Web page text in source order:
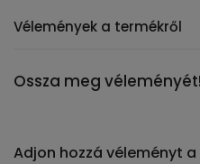
Vélemények a termékről
Ossza meg véleményét!
Adjon hozzá véleményt